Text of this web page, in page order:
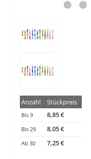
Anzahl Stückpreis
Bis9 8,85 €
Bis 29 8,05 €
Ab30 7,25 €